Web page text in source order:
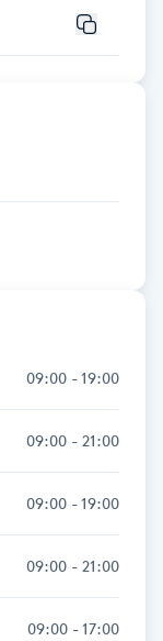
09:00 - 19:00
09:00 - 21:00
09:00 - 19:00
09:00 - 21:00
09:00 - 17:00